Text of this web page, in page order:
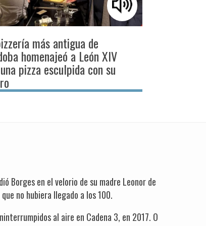
más antigua de
homenajeó a León XIV
pizza esculpida con su
Borges en el velorio de su madre Leonor de
no hubiera llegado a los 100.
al aire en Cadena 3, en 2017. O